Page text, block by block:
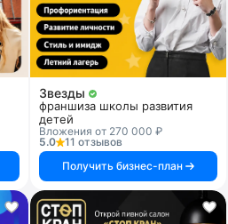
Звезды
франшиза школы развития
детей
Вложения от 270 000 ₽
5.0
11 отзывов
Получить бизнес-план